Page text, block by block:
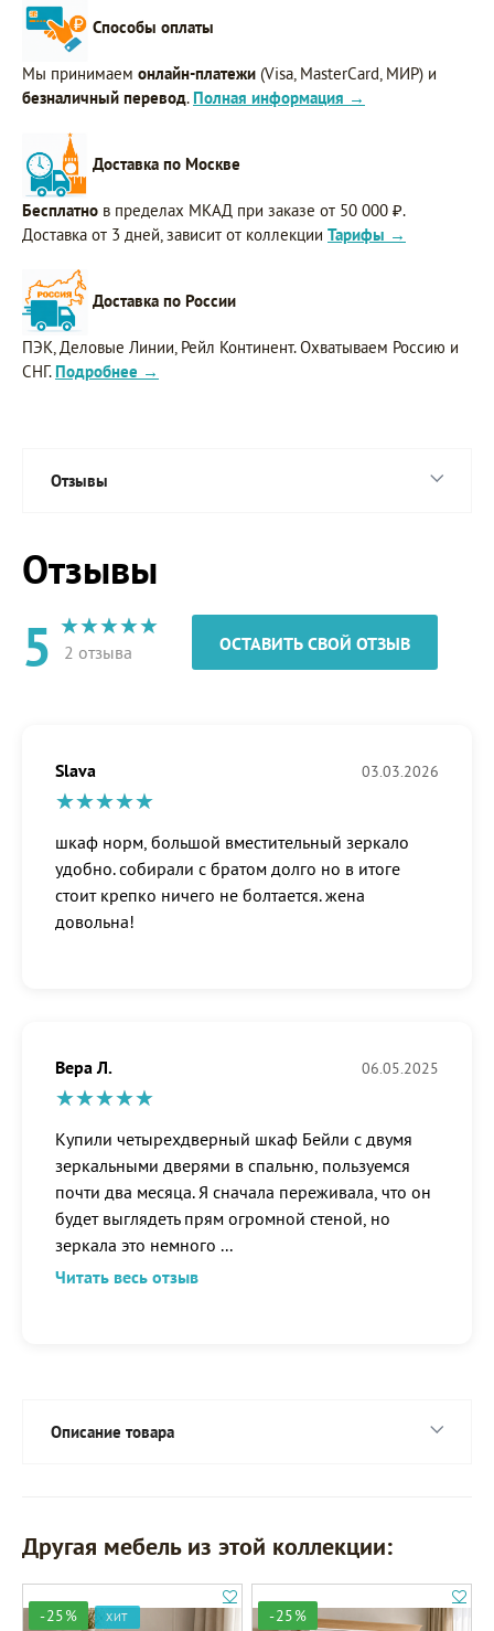
Способы оплаты
Мы принимаем онлайн-платежи (Visa, MasterCard, МИР) и
безналичный перевод. Полная информация →
Доставка по Москве
Бесплатно в пределах МКАД при заказе от 50 000 ₽.
Доставка от 3 дней, зависит от коллекции Тарифы →
Доставка по России
ПЭК, Деловые Линии, Рейл Континент. Охватываем Россию и
СНГ. Подробнее →
Отзывы
Отзывы
5 2 отзыва ОСТАВИТЬ СВОЙ ОТЗЫВ
Slava 03.03.2026
шкаф норм, большой вместительный зеркало
удобно. собирали с братом долго но в итоге
стоит крепко ничего не болтается. жена
довольна!
Вера Л. 06.05.2025
Купили четырехдверный шкаф Бейли с двумя
зеркальными дверями в спальню, пользуемся
почти два месяца. Я сначала переживала, что он
будет выглядеть прям огромной стеной, но
зеркала это немного ...
Читать весь отзыв
Описание товара
Другая мебель из этой коллекции:
-25% ХИТ -25%